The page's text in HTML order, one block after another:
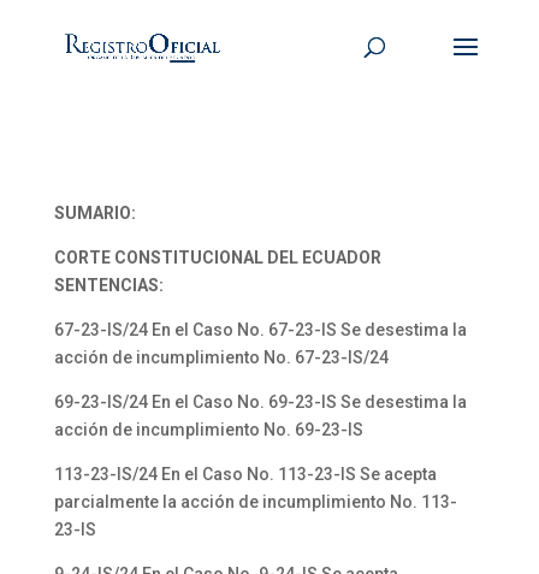
SUMARIO:
CORTE CONSTITUCIONAL DEL ECUADOR
SENTENCIAS:
67-23-IS/24 En el Caso No. 67-23-IS Se desestima la
acción de incumplimiento No. 67-23-IS/24
69-23-IS/24 En el Caso No. 69-23-IS Se desestima la
acción de incumplimiento No. 69-23-IS
113-23-IS/24 En el Caso No. 113-23-IS Se acepta
parcialmente la acción de incumplimiento No. 113-
23-IS